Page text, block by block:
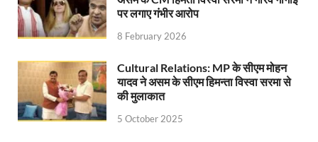
पर लगाए गंभीर आरोप
8 February 2026
Cultural Relations: MP के सीएम मोहन
यादव ने असम के सीएम हिमन्ता विस्वा सरमा से
की मुलाकात
5 October 2025